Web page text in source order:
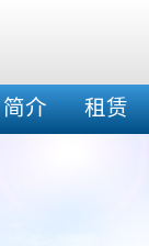
简介 租赁